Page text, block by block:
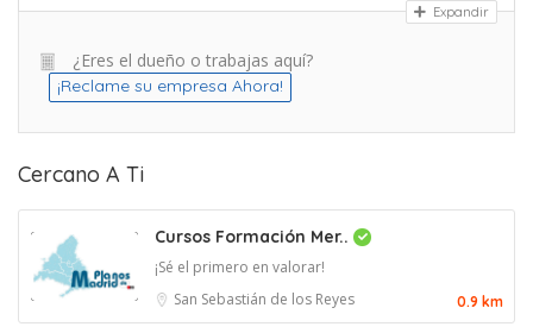
Expandir
¿Eres el dueño o trabajas aquí?
¡Reclame su empresa Ahora!
Cercano A Ti
Cursos Formación Mer..
¡Sé el primero en valorar!
San Sebastián de los Reyes
0.9 km